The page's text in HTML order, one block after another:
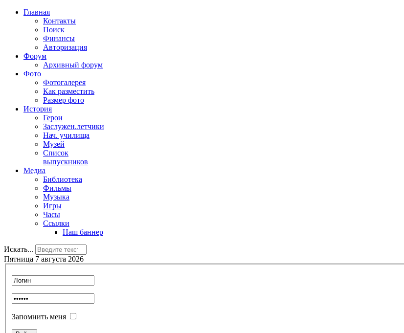
Главная
Контакты
Поиск
Финансы
Авторизация
Форум
Архивный форум
Фото
Фотогалерея
Как разместить
Размер фото
История
Герои
Заслужен.летчики
Нач. училища
Музей
Список
выпускников
Медиа
Библиотека
Фильмы
Музыка
Игры
Часы
Ссылки
Наш баннер
Искать...
Пятница 7 августа 2026
Запомнить меня